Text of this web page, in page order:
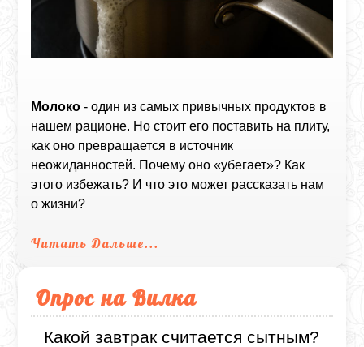
Молоко - один из самых привычных продуктов в
нашем рационе. Но стоит его поставить на плиту,
как оно превращается в источник
неожиданностей. Почему оно «убегает»? Как
этого избежать? И что это может рассказать нам
о жизни?
Читать Дальше...
Опрос на Вилка
Какой завтрак считается сытным?